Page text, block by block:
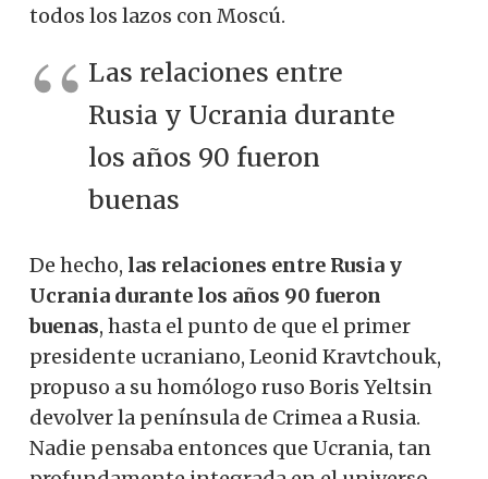
todos los lazos con Moscú.
Las relaciones entre
Rusia y Ucrania durante
los años 90 fueron
buenas
De hecho, las relaciones entre Rusia y
Ucrania durante los años 90 fueron
buenas, hasta el punto de que el primer
presidente ucraniano, Leonid Kravtchouk,
propuso a su homólogo ruso Boris Yeltsin
devolver la península de Crimea a Rusia.
Nadie pensaba entonces que Ucrania, tan